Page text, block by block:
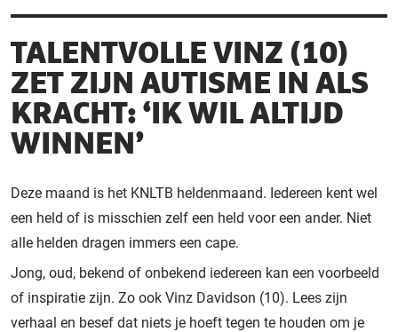
TALENTVOLLE VINZ (10)
ZET ZIJN AUTISME IN ALS
KRACHT: ‘IK WIL ALTIJD
WINNEN’
Deze maand is het KNLTB heldenmaand. Iedereen kent wel
een held of is misschien zelf een held voor een ander. Niet
alle helden dragen immers een cape.
Jong, oud, bekend of onbekend iedereen kan een voorbeeld
of inspiratie zijn. Zo ook Vinz Davidson (10). Lees zijn
verhaal en besef dat niets je hoeft tegen te houden om je